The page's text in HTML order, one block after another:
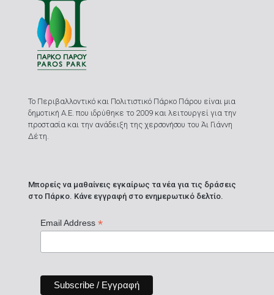
Το Περιβαλλοντικό και Πολιτιστικό Πάρκο Πάρου είναι μια
δημοτική Α.Ε. που ιδρύθηκε το 2009 και λειτουργεί για την
προστασία και την ανάδειξη της χερσονήσου του Άι Γιάννη
Δέτη.
Μπορείς να μαθαίνεις εγκαίρως τα νέα για τις δράσεις
στο Πάρκο. Κάνε εγγραφή στο ενημερωτικό δελτίο.
Email Address *